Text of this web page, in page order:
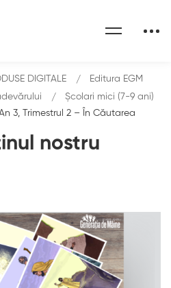
nostru
DIGITALE
Editura EGM
Școlari mici (7-9 ani)
3, Trimestrul 2 – În Căutarea